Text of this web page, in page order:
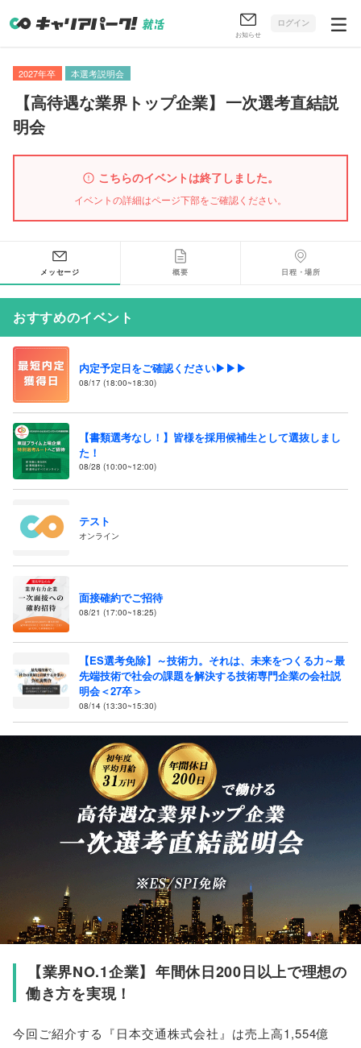
お知らせ
ログイン
2027年卒 本選考説明会
【高待遇な業界トップ企業】 一次選考直結説
明会
こちらのイベントは終了しました。
イベントの詳細はページ下部をご確認ください。
メッセージ 概要 日程・場所
おすすめのイベント
内定予定日をご確認ください▶▶▶
08/17 (18:00~18:30)
【書類選考なし！】皆様を採用候補生として選抜しまし
た！
08/28 (10:00~12:00)
テスト
オンライン
面接確約でご招待
08/21 (17:00~18:25)
【ES選考免除】～技術力。それは、未来をつくる力～最
先端技術で社会の課題を解決する技術専門企業の会社説
明会＜27卒＞
08/14 (13:30~15:30)
【業界NO.1企業】 年間休日200日以上で理想の
働き方を実現！
今回ご紹介する『日本交通株式会社』は売上高1,554億